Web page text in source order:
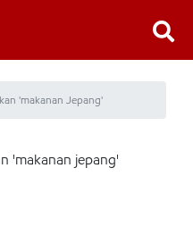
'makanan Jepang'
'makanan jepang'